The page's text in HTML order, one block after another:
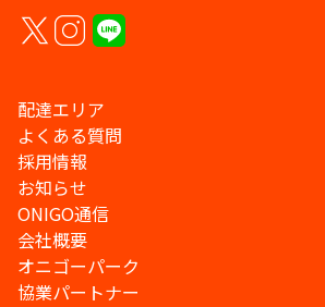
配達エリア
よくある質問
採用情報
お知らせ
ONIGO通信
会社概要
オニゴーパーク
協業パートナー